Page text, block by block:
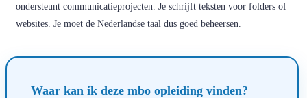
ondersteunt communicatieprojecten. Je schrijft teksten voor folders of
websites. Je moet de Nederlandse taal dus goed beheersen.
Waar kan ik deze mbo opleiding vinden?